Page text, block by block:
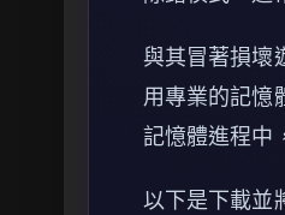
與其冒著損壞
用專業的記憶
記憶體進程中
以下是下載並